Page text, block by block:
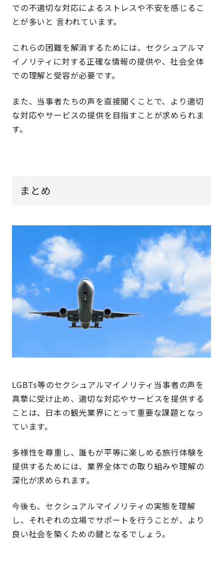
での不適切な対応によるストレスや不安を感じるこ
とが多いと 言われています。
これらの困難を解消するためには、セクシュアルマ
イノリティに対する正確な情報の提供や、社会全体
での理解と受容が必要です。
また、当事者たちの声を直接聞くことで、より適切
な対応やサービスの提供を目指すことが求められま
す。
まとめ
LGBTs等のセクシュアルマイノリティ当事者の声を
真摯に受け止め、適切な対応やサービスを提供する
ことは、日本の観光業界にとって重要な課題となっ
ています。
多様性を尊重し、誰もが平等に楽しめる旅行体験を
提供するためには、業界全体での取り組みや理解の
深化が求められます。
今後も、セクシュアルマイノリティの実態を理解
し、それぞれの立場でサポートを行うことが、より
良い社会を築くための鍵となるでしょう。